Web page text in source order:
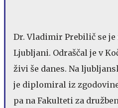
Dr. Vladimir Prebilič se je
Ljubljani. Odraščal je v
živi še danes. Na
je diplomiral iz
pa na Fakulteti za